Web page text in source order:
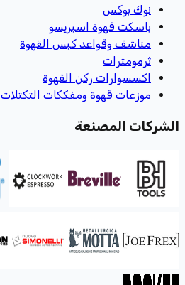
نوك بوكس
باسكت قهوة اسبريسو
مناشف وقواعد كبس القهوة
ثرمومترات
اكسسوارات ركن القهوة
موزعات قهوة ومفككات التكتلات
الشركات المصنعة